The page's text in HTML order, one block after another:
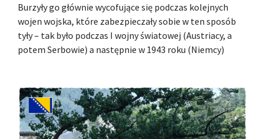
Burzyły go głównie wycofujące się podczas kolejnych
wojen wojska, które zabezpieczały sobie w ten sposób
tyły – tak było podczas I wojny światowej (Austriacy, a
potem Serbowie) a następnie w 1943 roku (Niemcy)